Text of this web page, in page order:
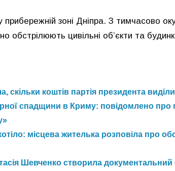
прибережній зоні Дніпра. З тимчасово
обстрілюють цивільні об’єкти та
скільки коштів партія президента
спадщини в Криму: повідомлено про
місцева жителька розповіла про
Шевченко створила документальний